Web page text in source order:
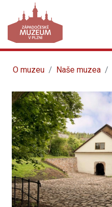
O muzeu Naše muzea